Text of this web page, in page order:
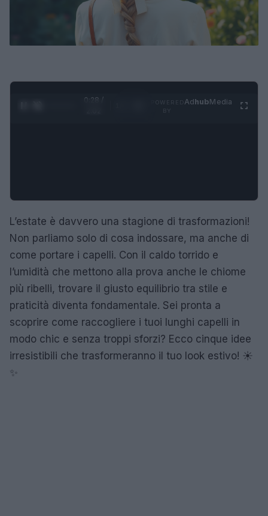
0:29 /
AdhubMedia
L’estate è davvero una stagione di trasformazioni!
Non parliamo solo di cosa indossare, ma anche di
come portare i capelli. Con il caldo torrido e
l’umidità che mettono alla prova anche le chiome
più ribelli, trovare il giusto equilibrio tra stile e
praticità diventa fondamentale. Sei pronta a
scoprire come raccogliere i tuoi lunghi capelli in
modo chic e senza troppi sforzi? Ecco cinque idee
irresistibili che trasformeranno il tuo look estivo! ☀️
✨